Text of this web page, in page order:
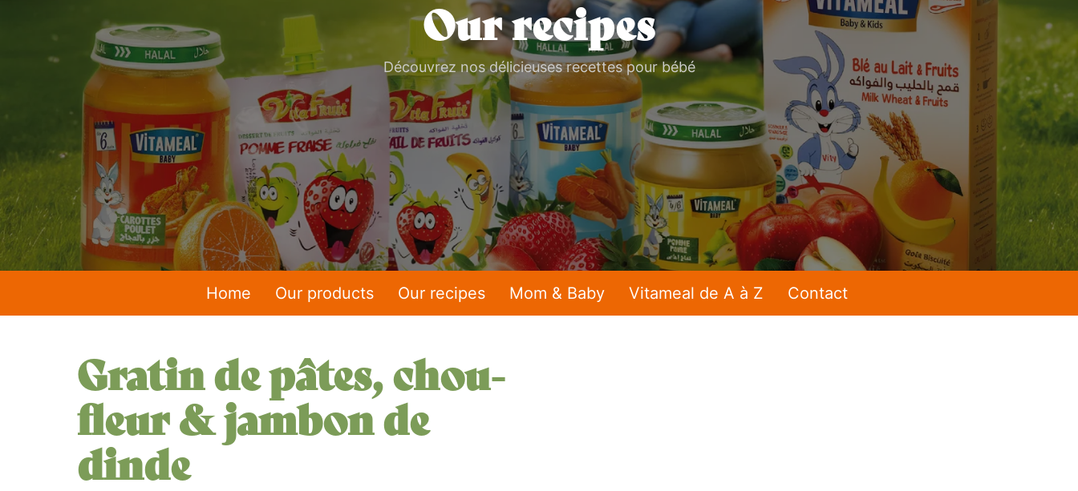
Our recipes
Découvrez nos délicieuses recettes pour bébé
Home Our products Our recipes Mom & Baby Vitameal de A à Z Contact
Gratin de pâtes, chou-
fleur & jambon de
dinde